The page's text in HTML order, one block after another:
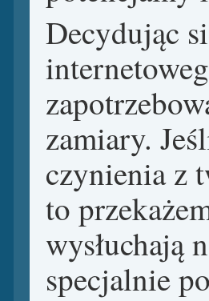
Decydując
zamiary.
czynienia z
to
wysłuchają
specjalnie